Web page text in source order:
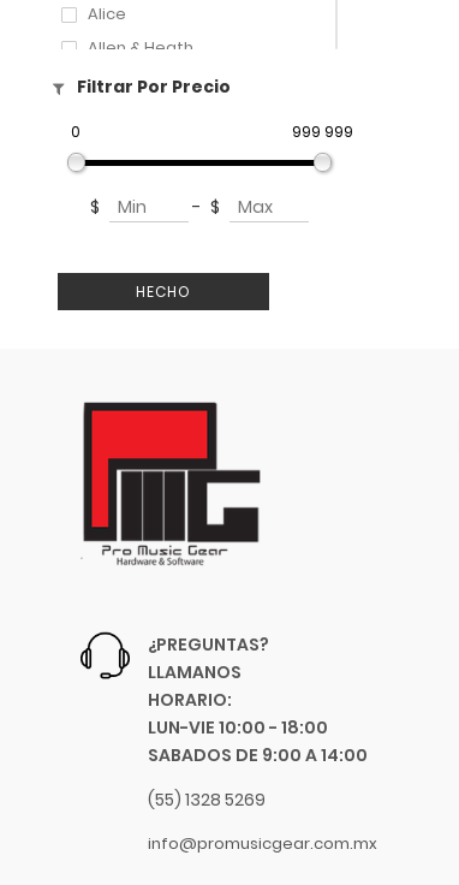
HECHO
Alice
Allen & Heath
Amati
ART
Arturia
Audix
Beyerdynamic
Boss
C.B.I.
CAD
Celestion
Champion
Filtrar Por Precio
0 999 999
$ - $
¿PREGUNTAS?
LLAMANOS
HORARIO:
LUN-VIE 10:00 - 18:00
SABADOS DE 9:00 A 14:00
(55) 1328 5269
info@promusicgear.com.mx